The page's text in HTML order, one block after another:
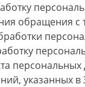
обращения с
указанных в